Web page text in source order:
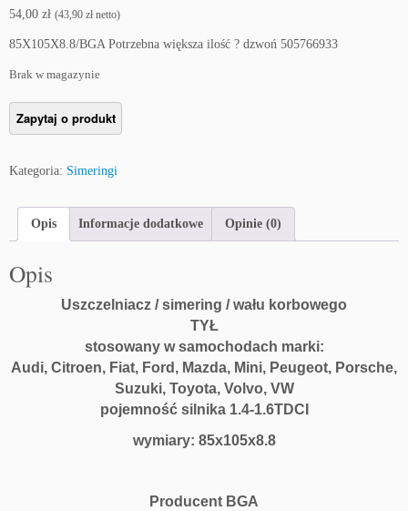
54,00 zł (43,90 zł netto)
85X105X8.8/BGA Potrzebna większa ilość ? dzwoń 505766933
Brak w magazynie
Kategoria: Simeringi
Opis Informacje dodatkowe Opinie (0)
Opis
Uszczelniacz / simering / wału korbowego
TYŁ
stosowany w samochodach marki:
Audi, Citroen, Fiat, Ford, Mazda, Mini, Peugeot, Porsche,
Suzuki, Toyota, Volvo, VW
pojemność silnika 1.4-1.6TDCI
wymiary: 85x105x8.8
Producent BGA